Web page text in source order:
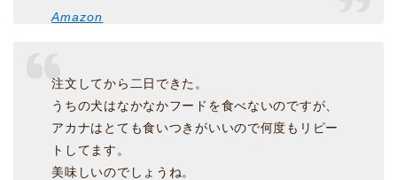
Amazon
注文してから二日できた。
うちの犬はなかなかフードを食べないのですが、
アカナはとても食いつきがいいので何度もリピー
トしてます。
美味しいのでしょうね。